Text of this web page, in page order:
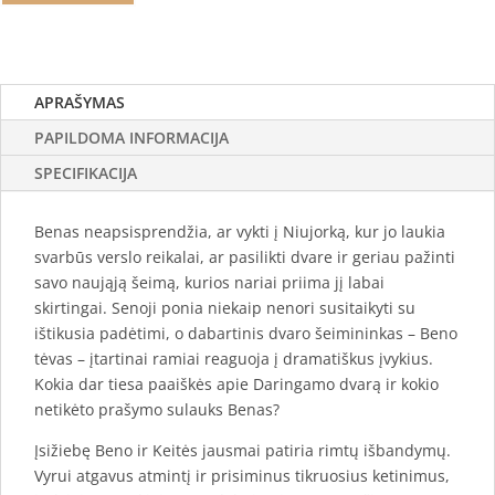
APRAŠYMAS
PAPILDOMA INFORMACIJA
SPECIFIKACIJA
Benas neapsisprendžia, ar vykti į Niujorką, kur jo laukia
svarbūs verslo reikalai, ar pasilikti dvare ir geriau pažinti
savo naująją šeimą, kurios nariai priima jį labai
skirtingai. Senoji ponia niekaip nenori susitaikyti su
ištikusia padėtimi, o dabartinis dvaro šeimininkas – Beno
tėvas – įtartinai ramiai reaguoja į dramatiškus įvykius.
Kokia dar tiesa paaiškės apie Daringamo dvarą ir kokio
netikėto prašymo sulauks Benas?
Įsižiebę Beno ir Keitės jausmai patiria rimtų išbandymų.
Vyrui atgavus atmintį ir prisiminus tikruosius ketinimus,